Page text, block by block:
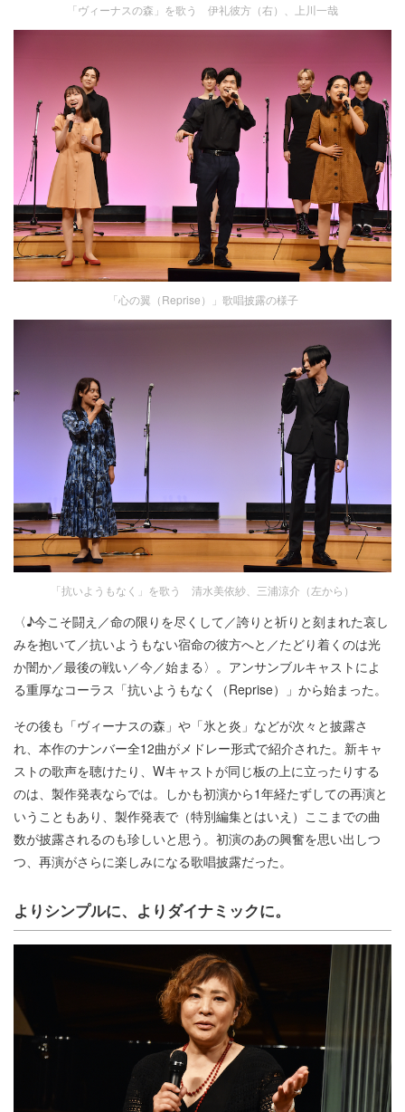
「ヴィーナスの森」を歌う 伊礼彼方（右）、上川一哉
「心の翼（Reprise）」歌唱披露の様子
「抗いようもなく」を歌う 清水美依紗、三浦涼介（左から）
〈♪今こそ闘え／命の限りを尽くして／誇りと祈りと刻まれた哀し
みを抱いて／抗いようもない宿命の彼方へと／たどり着くのは光
か闇か／最後の戦い／今／始まる〉。アンサンブルキャストによ
る重厚なコーラス「抗いようもなく（Reprise）」から始まった。
その後も「ヴィーナスの森」や「氷と炎」などが次々と披露さ
れ、本作のナンバー全12曲がメドレー形式で紹介された。新キャ
ストの歌声を聴けたり、Wキャストが同じ板の上に立ったりする
のは、製作発表ならでは。しかも初演から1年経たずしての再演と
いうこともあり、製作発表で（特別編集とはいえ）ここまでの曲
数が披露されるのも珍しいと思う。初演のあの興奮を思い出しつ
つ、再演がさらに楽しみになる歌唱披露だった。
よりシンプルに、よりダイナミックに。